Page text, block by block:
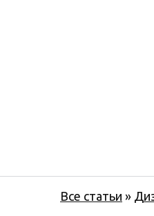
Все статьи »